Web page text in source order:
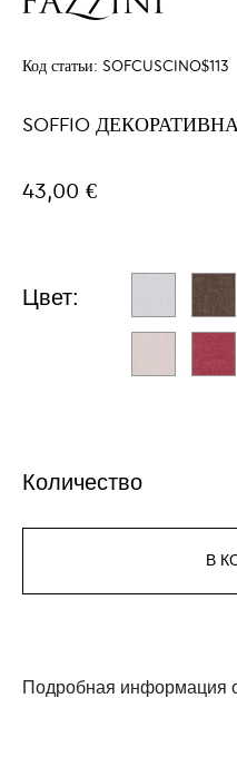
Код статьи: SOFCUSCINO$113
SOFFIO
43,00 €
Цвет:
Количество
В
Подробная информация